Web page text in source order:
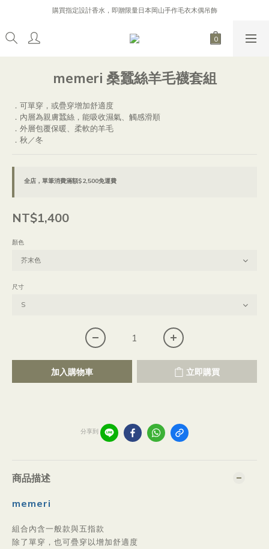
購買指定設計香水，即贈限量日本岡山手作毛衣木偶吊飾
購買指定設計香水，即贈限量日本岡山手作毛衣木偶吊飾
逐日 Line 好友募集中，加入 Line 好友，贈 200 元購物金！
購買指定設計香水，即贈限量日本岡山手作毛衣木偶吊飾
memeri 桑蠶絲羊毛襪套組
．可單穿，或疊穿增加舒適度
．內層為親膚蠶絲，能吸收濕氣、觸感滑順
．外層包覆保暖、柔軟的羊毛
．秋／冬
全店，單筆消費滿額$2,500免運費
NT$1,400
顏色
尺寸
加入購物車 立即購買
分享到
商品描述
memeri
組合內含一般款與五指款
除了單穿，也可疊穿以增加舒適度